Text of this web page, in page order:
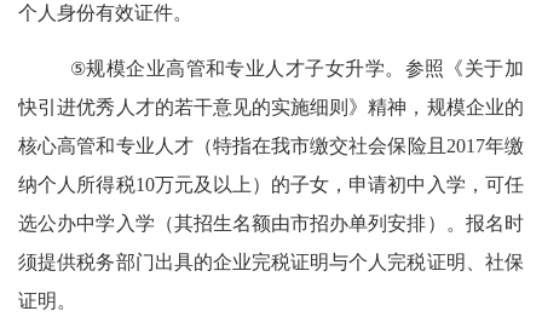
个人身份有效证件。
⑤规模企业高管和专业人才子女升学。参照《关于加
快引进优秀人才的若干意见的实施细则》精神，规模企业的
核心高管和专业人才（特指在我市缴交社会保险且 2017年缴
纳个人所得税10万元及以上）的子女，申请初中入学，可任
选公办中学入学（其招生名额由市招办单列安排）。报名时
须提供税务部门出具的企业完税证明与个人完税证明、社保
证明。